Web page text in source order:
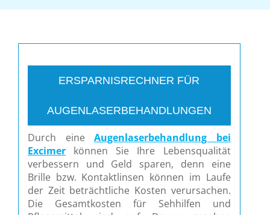
ERSPARNISRECHNER FÜR
AUGENLASERBEHANDLUNGEN
Durch eineAugenlaserbehandlung bei
Excimer können Sie Ihre Lebensqualität
verbessern und Geld sparen, denn eine
Brille bzw. Kontaktlinsen können im Laufe
der Zeit beträchtliche Kosten verursachen.
Die Gesamtkosten für Sehhilfen und